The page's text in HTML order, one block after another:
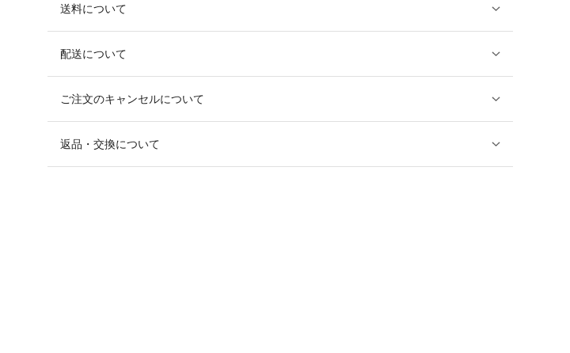
送料について
配送について
ご注文のキャンセルについて
返品・交換について